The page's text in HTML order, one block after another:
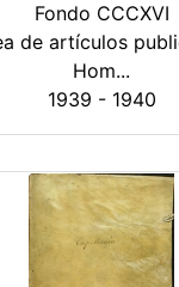
Fondo CCCXVI
de artículos
Hom...
1939 - 1940